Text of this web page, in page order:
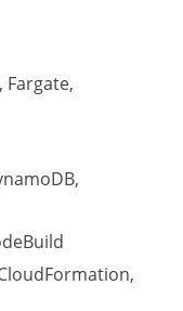
Fargate,